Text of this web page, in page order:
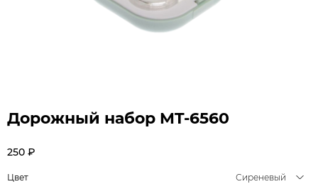
Дорожный набор MT-6560
250 ₽
Цвет Сиреневый